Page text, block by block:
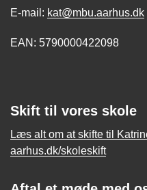
E-mail: kat@mbu.aarhus.dk
EAN: 5790000422098
Skift til vores skole
Læs alt om at skifte til
aarhus.dk/skoleskift